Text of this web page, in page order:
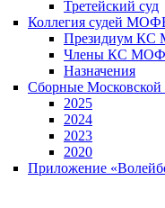
Третейский суд
Коллегия судей
Президиум
Члены КС
Назначения
Сборные Московской
2025
2024
2023
2020
Приложение